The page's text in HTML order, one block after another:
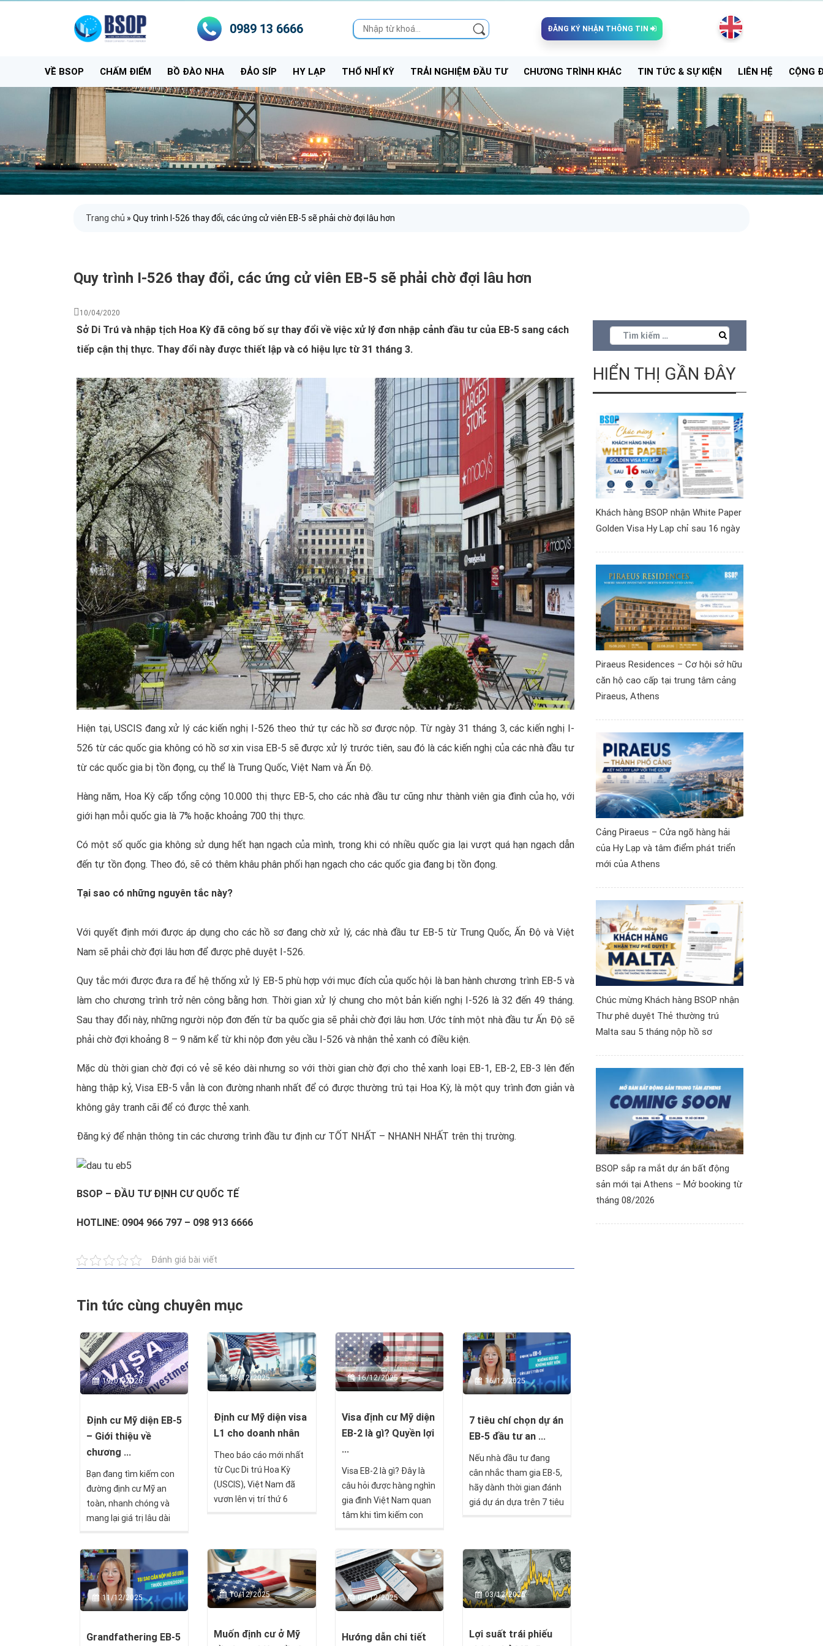
0989 13 6666 ĐĂNG KÝ NHẬN THÔNG TIN
VỀ BSOP CHẤM ĐIỂM BỒ ĐÀO NHA ĐẢO SÍP HY LẠP THỔ NHĨ KỲ TRẢI NGHIỆM ĐẦU TƯ CHƯƠNG TRÌNH KHÁC TIN TỨC & SỰ KIỆN LIÊN HỆ CỘNG
Trang chủ » Quy trình I-526 thay đổi, các ứng cử viên EB-5 sẽ phải chờ đợi lâu hơn
Quy trình I-526 thay đổi, các ứng cử viên EB-5 sẽ phải chờ đợi lâu hơn
10/04/2020
Sở Di Trú và nhập tịch Hoa Kỳ đã công bố sự thay đổi về việc xử lý đơn nhập cảnh đầu tư của EB-5 sang cách
tiếp cận thị thực. Thay đổi này được thiết lập và có hiệu lực từ 31 tháng 3.
Hiện tại, USCIS đang xử lý các kiến nghị I-526 theo thứ tự các hồ sơ được nộp. Từ ngày 31 tháng 3, các kiến ​​nghị I-
526 từ các quốc gia không có hồ sơ xin visa EB-5 sẽ được xử lý trước tiên, sau đó là các kiến ​​nghị của các nhà đầu tư
từ các quốc gia bị tồn đọng, cụ thể là Trung Quốc, Việt Nam và Ấn Độ.
Hàng năm, Hoa Kỳ cấp tổng cộng 10.000 thị thực EB-5, cho các nhà đầu tư cũng như thành viên gia đình của họ, với
giới hạn mỗi quốc gia là 7% hoặc khoảng 700 thị thực.
Có một số quốc gia không sử dụng hết hạn ngạch của mình, trong khi có nhiều quốc gia lại vượt quá hạn ngạch dẫn
đến tự tồn đọng. Theo đó, sẽ có thêm khâu phân phối hạn ngạch cho các quốc gia đang bị tồn đọng.
Tại sao có những nguyên tắc này?
Với quyết định mới được áp dụng cho các hồ sơ đang chờ xử lý, các nhà đầu tư EB-5 từ Trung Quốc, Ấn Độ và Việt
Nam sẽ phải chờ đợi lâu hơn để được phê duyệt I-526.
Quy tắc mới được đưa ra để hệ thống xử lý EB-5 phù hợp với mục đích của quốc hội là ban hànhchương trình EB-5 và
làm cho chương trình trở nên công bằng hơn. Thời gian xử lý chung cho một bản kiến nghị I-526 là 32 đến 49 tháng.
Sau thay đổi này, những người nộp đơn đến từ ba quốc gia sẽ phải chờ đợi lâu hơn. Ước tính một nhà đầu tư Ấn Độ sẽ
phải chờ đợi khoảng 8 – 9 năm kể từ khi nộp đơn yêu cầu I-526 và nhận thẻ xanh có điều kiện.
Mặc dù thời gian chờ đợi có vẻ sẽ kéo dài nhưng so với thời gian chờ đợi cho thẻ xanh loại EB-1, EB-2, EB-3 lên đến
hàng thập kỷ,Visa EB-5 vẫn là con đường nhanh nhất để có được thường trú tại Hoa Kỳ, là một quy trình đơn giản và
không gây tranh cãi để có được thẻ xanh.
Đăng ký để nhận thông tin các chương trình đầu tư định cư TỐT NHẤT – NHANH NHẤT trên thị trường.
BSOP – ĐẦU TƯ ĐỊNH CƯ QUỐC TẾ
HOTLINE: 0904 966 797 – 098 913 6666
Đánh giá bài viết
Tin tức cùng chuyên mục
19/01/2026
Định cư Mỹ diện EB-5
– Giới thiệu về
chương ...
Bạn đang tìm kiếm con
đường định cư Mỹ an
toàn, nhanh chóng và
mang lại giá trị lâu dài
trình định cư Mỹ diện EB-
5 đã và đang là lựa chọn
hàng đầu của hàng
nghìn nhà đầu tư toàn
cầu, đặc biệt là nhà đầu
đầu tư từ 800.000 USD,
18/12/2025
Định cư Mỹ diện visa
L1 cho doanh nhân
Theo báo cáo mới nhất
từ Cục Di trú Hoa Kỳ
(USCIS), Việt Nam đã
vươn lên vị trí thứ 6
năm 2024, với hơn 70%
hồ sơ visa L1 từ doanh
nhân Việt được phê
duyệt thành công. Con
ánh sức hút của thị
16/12/2025
Visa định cư Mỹ diện
EB-2 là gì? Quyền lợi
...
Visa EB-2 là gì? Đây là
câu hỏi được hàng nghìn
gia đình Việt Nam quan
tâm khi tìm kiếm con
chóng. EB-2 là chương
trình định cư Mỹ diện lao
động dành cho người có
trình độ cao hoặc năng
thẻ xanh vĩnh viễn mà
16/12/2025
7 tiêu chí chọn dự án
EB-5 đầu tư an ...
Nếu nhà đầu tư đang
cân nhắc tham gia EB-5,
hãy dành thời gian đánh
giá dự án dựa trên 7 tiêu
một hành trình định cư
Mỹ an toàn nhất.
11/12/2025
Grandfathering EB-5
10/12/2025
Muốn định cư ở Mỹ
04/12/2025
Hướng dẫn chi tiết
03/12/2025
Lợi suất trái phiếu
HIỂN THỊ GẦN ĐÂY
Khách hàng BSOP nhận White Paper
Golden Visa Hy Lạp chỉ sau 16 ngày
Piraeus Residences – Cơ hội sở hữu
căn hộ cao cấp tại trung tâm cảng
Piraeus, Athens
Cảng Piraeus – Cửa ngõ hàng hải
của Hy Lạp và tâm điểm phát triển
mới của Athens
Chúc mừng Khách hàng BSOP nhận
Thư phê duyệt Thẻ thường trú
Malta sau 5 tháng nộp hồ sơ
BSOP sắp ra mắt dự án bất động
sản mới tại Athens – Mở booking từ
tháng 08/2026